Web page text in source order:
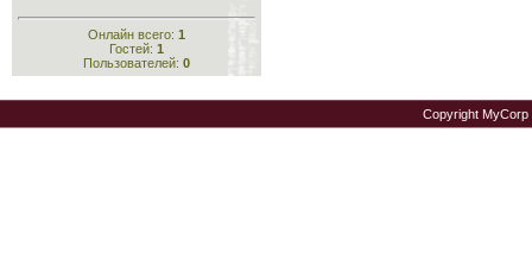
Онлайн всего: 1
Гостей: 1
Пользователей: 0
Copyright MyCorp